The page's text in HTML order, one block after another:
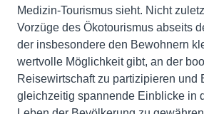
Medizin-Tourismus sieht. Nicht
Vorzüge des Ökotourismus abseits
der insbesondere den Bewohnern
wertvolle Möglichkeit gibt, an der
Reisewirtschaft zu partizipieren und
gleichzeitig spannende Einblicke in